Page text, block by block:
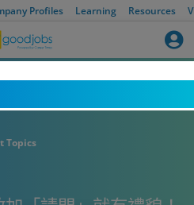
Profiles Learning Resources
Topics